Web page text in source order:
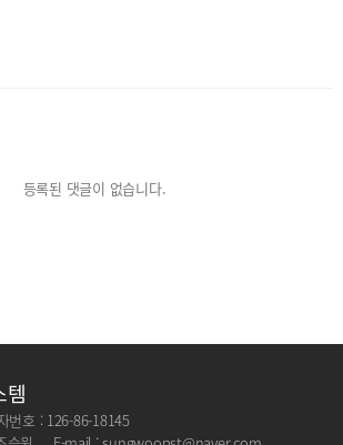
등록된 댓글이 없습니다.
템
번호 : 126-86-18145